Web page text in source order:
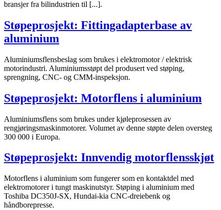
bransjer fra bilindustrien til [...].
Støpeprosjekt: Fittingadapterbase av
aluminium
Aluminiumsflensbeslag som brukes i elektromotor / elektrisk
motorindustri. Aluminiumsstøpt del produsert ved støping,
sprengning, CNC- og CMM-inspeksjon.
Støpeprosjekt: Motorflens i aluminium
Aluminiumsflens som brukes under kjøleprosessen av
rengjøringsmaskinmotorer. Volumet av denne støpte delen oversteg
300 000 i Europa.
Støpeprosjekt: Innvendig motorflensskjøt
Motorflens i aluminium som fungerer som en kontaktdel med
elektromotorer i tungt maskinutstyr. Støping i aluminium med
Toshiba DC350J-SX, Hundai-kia CNC-dreiebenk og
håndborepresse.